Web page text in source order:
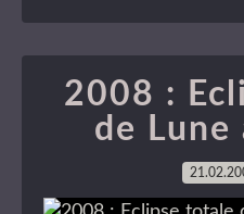
2008 :
de Lune